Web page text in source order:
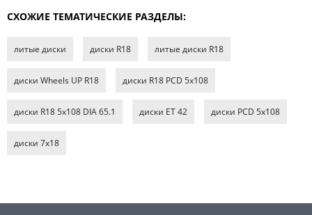
СХОЖИЕ ТЕМАТИЧЕСКИЕ РАЗДЕЛЫ:
литые диски диски R18 литые диски R18
диски Wheels UP R18 диски R18 PCD 5x108
диски R18 5x108 DIA 65.1 диски ET 42 диски PCD 5x108
диски 7х18